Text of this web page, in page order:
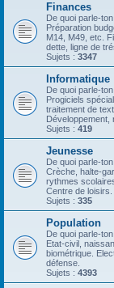
Finances
De quoi parle-
Préparation
M14, M49, etc.
dette, ligne de
Sujets : 3347
Informatique
De quoi parle-
Progiciels
traitement de
Développement,
Sujets : 419
Jeunesse
De quoi parle-
Crèche, halte-
rythmes
Centre de loisirs.
Sujets : 335
Population
De quoi parle-
Etat-civil,
biométrique.
défense.
Sujets : 4393